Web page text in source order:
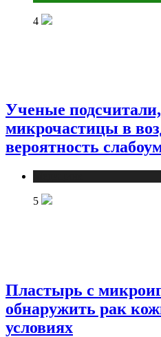
4
Ученые
микрочастицы в
вероятность
5
Пластырь с
обнаружить рак
условиях